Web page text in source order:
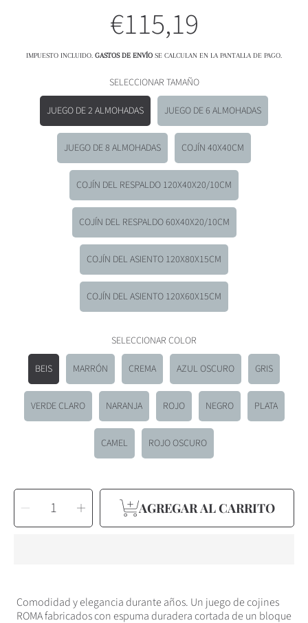
Precio
Regular
€115,19
IMPUESTO INCLUIDO. GASTOS DE ENVÍO SE CALCULAN EN LA PANTALLA DE PAGO.
SELECCIONAR TAMAÑO
JUEGO DE 2 ALMOHADAS JUEGO DE 6 ALMOHADAS
JUEGO DE 8 ALMOHADAS COJÍN 40X40CM
COJÍN DEL RESPALDO 120X40X20/10CM
COJÍN DEL RESPALDO 60X40X20/10CM
COJÍN DEL ASIENTO 120X80X15CM
COJÍN DEL ASIENTO 120X60X15CM
SELECCIONAR COLOR
BEIS MARRÓN CREMA AZUL OSCURO GRIS
VERDE CLARO NARANJA ROJO NEGRO PLATA
CAMEL ROJO OSCURO
SELECCIONAR
CANTIDADReducir
cantidad
para
Cojines
Aumentar
cantidad
para
Cojines
AGREGAR AL CARRITO
Comodidad y elegancia durante años. Un juego de cojines
ROMA fabricados con espuma duradera cortada de un bloque